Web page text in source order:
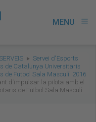
MENU menu
Servei d'Esports
de Catalunya Universitaris
de Futbol Sala Masculí. 2016
d'impulsar la pilota amb el
de Futbol Sala Masculí